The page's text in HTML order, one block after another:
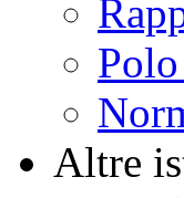
Altre